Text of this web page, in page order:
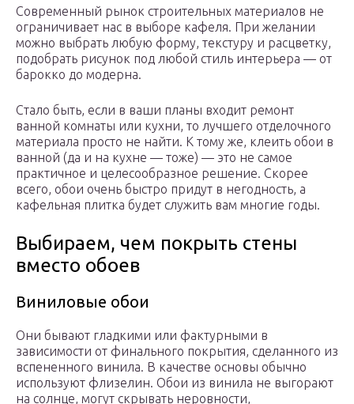
Современный рынок строительных материалов не
ограничивает нас в выборе кафеля. При желании
можно выбрать любую форму, текстуру и расцветку,
подобрать рисунок под любой стиль интерьера — от
барокко до модерна.
Стало быть, если в ваши планы входит ремонт
ванной комнаты или кухни, то лучшего отделочного
материала просто не найти. К тому же, клеить обои в
ванной (да и на кухне — тоже) — это не самое
практичное и целесообразное решение. Скорее
всего, обои очень быстро придут в негодность, а
кафельная плитка будет служить вам многие годы.
Выбираем, чем покрыть стены
вместо обоев
Виниловые обои
Они бывают гладкими или фактурными в
зависимости от финального покрытия, сделанного из
вспененного винила. В качестве основы обычно
используют флизелин. Обои из винила не выгорают
на солнце, могут скрывать неровности,